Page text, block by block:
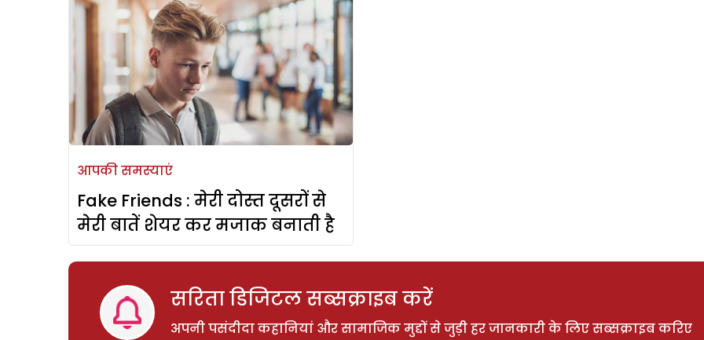
आपकी समस्याएं
Fake Friends : मेरी दोस्त दूसरों से
मेरी बातें शेयर कर मजाक बनाती है
सरिता डिजिटल सब्सक्राइब करें
अपनी पसंदीदा कहानियां और सामाजिक मुद्दों से जुड़ी हर जानकारी के लिए सब्सक्राइब करिए